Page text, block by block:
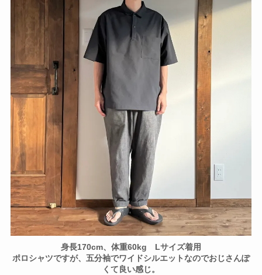
身長170cm、体重60kg Lサイズ着用
ポロシャツですが、五分袖でワイドシルエットなのでおじさんぽ
くて良い感じ。